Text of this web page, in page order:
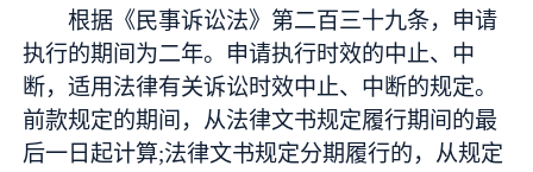
根据《民事诉讼法》第二百三十九条，申请
执行的期间为二年。申请执行时效的中止、中
断，适用法律有关诉讼时效中止、中断的规定。
前款规定的期间，从法律文书规定履行期间的最
后一日起计算;法律文书规定分期履行的，从规定